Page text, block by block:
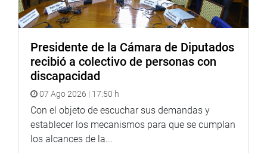
Presidente de la Cámara de Diputados
recibió a colectivo de personas con
discapacidad
07 Ago 2026 | 17:50 h
Con el objeto de escuchar sus demandas y
establecer los mecanismos para que se cumplan
los alcances de la...